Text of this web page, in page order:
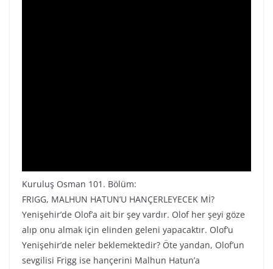
Kuruluş Osman 101. Bölüm:
FRIGG, MALHUN HATUN’U HANÇERLEYECEK Mİ?
Yenişehir’de Olof’a ait bir şey vardır. Olof her şeyi göze
alıp onu almak için elinden geleni yapacaktır. Olof’u
Yenişehir’de neler beklemektedir? Öte yandan, Olof’un
sevgilisi Frigg ise hançerini Malhun Hatun’a